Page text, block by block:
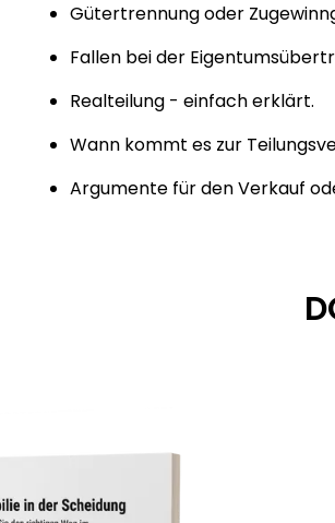
Gütertrennung oder
Fallen bei der
Realteilung - einfach erklärt.
Wann kommt es zur
Argumente für den Verkauf